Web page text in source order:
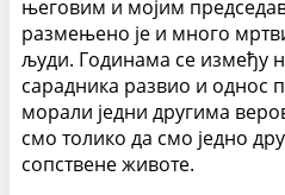
његовим и мојим
размењено је и много
људи. Годинама се између
сарадника развио и однос
морали једни другима
смо толико да смо једно
сопствене животе.